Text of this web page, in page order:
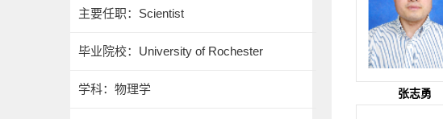
主要任职：Scientist
毕业院校：University of Rochester
学科：物理学 张志勇